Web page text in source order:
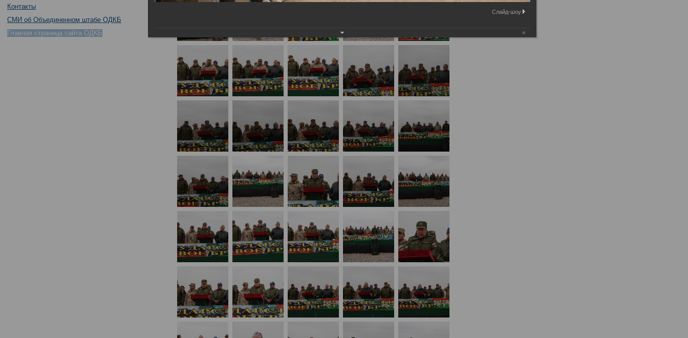
Контакты
СМИ об Объединенном штабе ОДКБ
Главная страница сайта ОДКБ
Слайд-шоу: